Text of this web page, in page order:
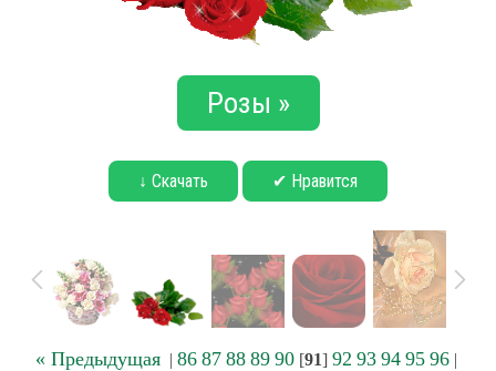
Розы »
↓ Скачать ✔ Нравится
« Предыдущая| 86 87 88 89 90[91] 92 93 94 95 96|